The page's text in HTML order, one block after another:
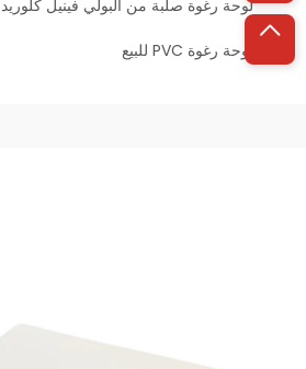
لوحة رغوة صلبة من البولي فينيل كلوريد
لوحة رغوة PVC للبيع